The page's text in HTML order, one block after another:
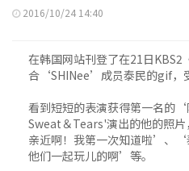
2016/10/24 14:40
在韩国网站刊登了在21日KBS2
合‘SHINee’成员泰民的gif，
看到短短的表演获得第一名的
Sweat＆Tears'演出的他的照
亲近啊！我第一次知道啦’、
他们一起玩儿的啊’等。